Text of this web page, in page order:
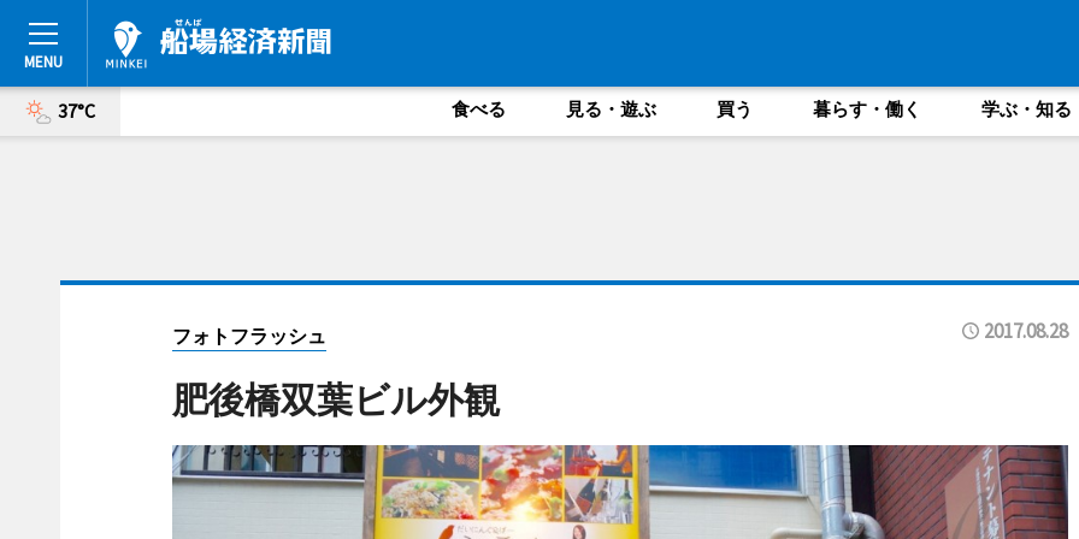
37°C 食べる 見る・遊ぶ 買う 暮らす・働く 学ぶ・知る
フォトフラッシュ 2017.08.28
肥後橋双葉ビル外観